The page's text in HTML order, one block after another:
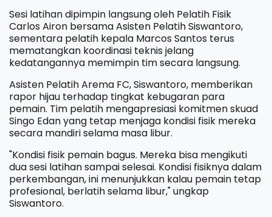
​Sesi latihan dipimpin langsung oleh Pelatih Fisik
Carlos Airon bersama Asisten Pelatih Siswantoro,
sementara pelatih kepala Marcos Santos terus
mematangkan koordinasi teknis jelang
kedatangannya memimpin tim secara langsung.
Asisten Pelatih Arema FC, Siswantoro, memberikan
rapor hijau terhadap tingkat kebugaran para
pemain. Tim pelatih mengapresiasi komitmen skuad
Singo Edan yang tetap menjaga kondisi fisik mereka
secara mandiri selama masa libur.
​"Kondisi fisik pemain bagus. Mereka bisa mengikuti
dua sesi latihan sampai selesai. Kondisi fisiknya dalam
perkembangan, ini menunjukkan kalau pemain tetap
profesional, berlatih selama libur," ungkap
Siswantoro.